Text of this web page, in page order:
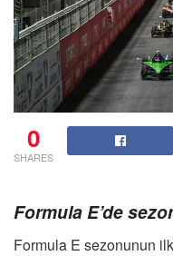
0
SHARES
Formula E’de
Formula E sezonunun ilk